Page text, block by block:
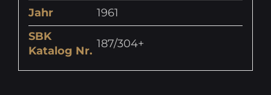
Jahr
1961
SBK
Katalog Nr.
187/304+